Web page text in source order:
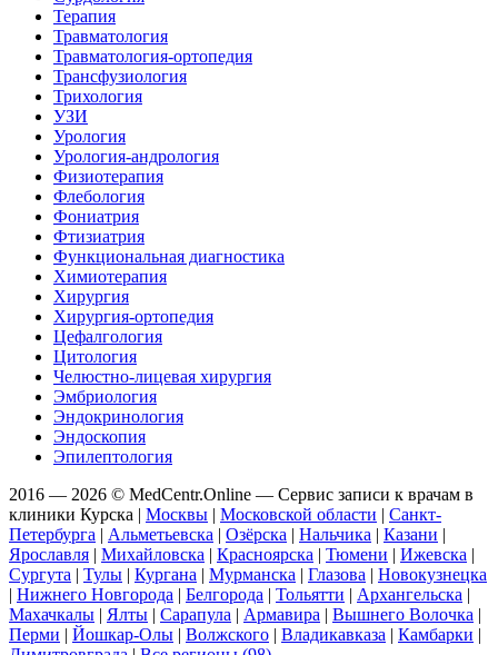
Терапия
Травматология
Травматология-ортопедия
Трансфузиология
Трихология
УЗИ
Урология
Урология-андрология
Физиотерапия
Флебология
Фониатрия
Фтизиатрия
Функциональная диагностика
Химиотерапия
Хирургия
Хирургия-ортопедия
Цефалгология
Цитология
Челюстно-лицевая хирургия
Эмбриология
Эндокринология
Эндоскопия
Эпилептология
2016 — 2026 © MedCentr.Online — Сервис записи к врачам в
клиники Курска | Москвы | Московской области | Санкт-
Петербурга | Альметьевска | Озёрска | Нальчика | Казани |
Ярославля | Михайловска | Красноярска | Тюмени | Ижевска |
Сургута | Тулы | Кургана | Мурманска | Глазова | Новокузнецка
| Нижнего Новгорода | Белгорода | Тольятти | Архангельска |
Махачкалы | Ялты | Сарапула | Армавира | Вышнего Волочка |
Перми | Йошкар-Олы | Волжского | Владикавказа | Камбарки |